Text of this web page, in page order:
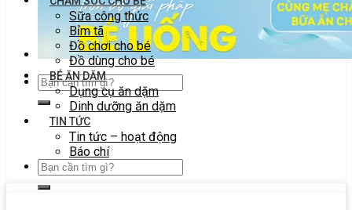
Sữa công thức
Bỉm tã
Đồ chơi cho bé
Đồ dùng cho bé
BÉ ĂN DẶM
Dụng cụ ăn dặm
Dinh dưỡng ăn dặm
TIN TỨC
Tin tức – hoạt động
Báo chí